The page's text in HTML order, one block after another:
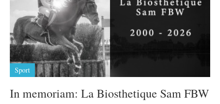
Sport
In memoriam: La Biosthetique Sam FBW